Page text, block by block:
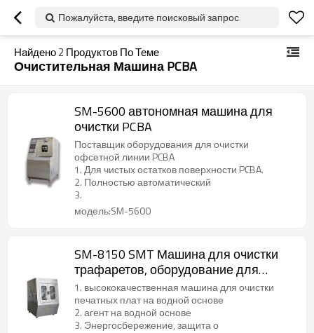
Пожалуйста, введите поисковый запрос
Найдено2 Продуктов По Теме
Очистительная Машина PCBA
SM-5600 автономная машина для
очистки PCBA
Поставщик оборудования для очистки
офсетной линии PCBA
1. Для чистых остатков поверхности PCBA.
2. Полностью автоматический
3.
модель:SM-5600
SM-8150 SMT Машина для очистки
трафаретов, оборудование для
очистки PCBA для монтажа на
печатной плате
1. высококачественная машина для очистки
печатных плат на водной основе
2. агент на водной основе
3. Энергосбережение, защита о